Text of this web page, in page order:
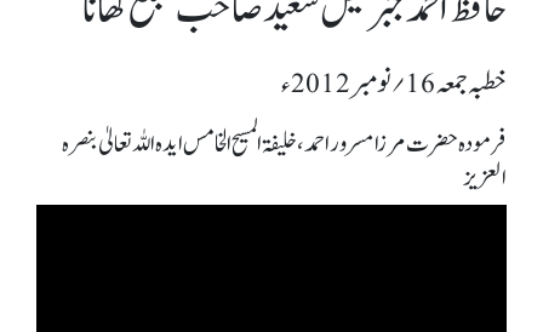
خطبہ جمعہ 16؍ نومبر 2012ء
فرمودہ حضرت مرزا مسرور احمد، خلیفۃ المسیح الخامس ایدہ اللہ تعالیٰ بنصرہ
العزیز